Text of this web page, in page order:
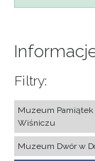
Filtry:
Muzeum Pamiątek
Wiśniczu
Muzeum Dwór w